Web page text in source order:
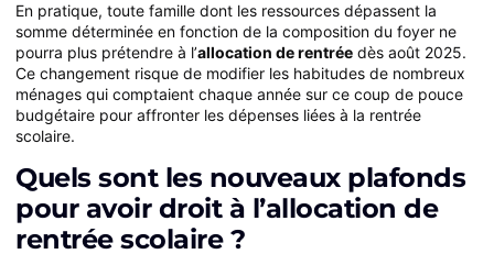
En pratique, toute famille dont les ressources dépassent la
somme déterminée en fonction de la composition du foyer ne
pourra plus prétendre à l’allocation de rentrée dès août 2025.
Ce changement risque de modifier les habitudes de nombreux
ménages qui comptaient chaque année sur ce coup de pouce
budgétaire pour affronter les dépenses liées à la rentrée
scolaire.
Quels sont les nouveaux plafonds
pour avoir droit à l’allocation de
rentrée scolaire ?